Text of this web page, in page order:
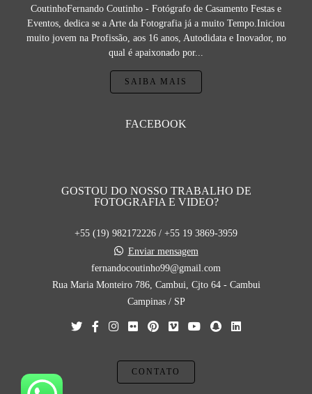
CoutinhoFernando Coutinho - Fotógrafo de Casamento Festas e
Eventos, dedica se a Arte da Fotografia já a muito Tempo.Iniciou
muito jovem na Profissão, aos 16 anos, Autodidata e Inovador, no
qual é apaixonado por...
SAIBA MAIS
FACEBOOK
GOSTOU DO NOSSO TRABALHO DE
FOTOGRAFIA E VIDEO?
+55 (19) 982172226 / +55 19 3869-3959
Enviar mensagem
fernandocoutinho99@gmail.com
Rua Maria Monteiro 786, Cambui, Cjto 64 - Cambui
Campinas / SP
CONTATO